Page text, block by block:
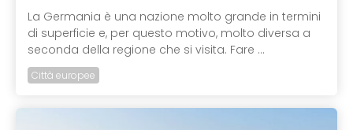
La Germania è una nazione molto grande in termini
di superficie e, per questo motivo, molto diversa a
seconda della regione che si visita. Fare ...
Città europee